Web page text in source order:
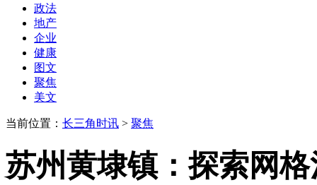
政法
地产
企业
健康
图文
聚焦
美文
当前位置： 长三角时讯 > 聚焦
苏州黄埭镇：探索网